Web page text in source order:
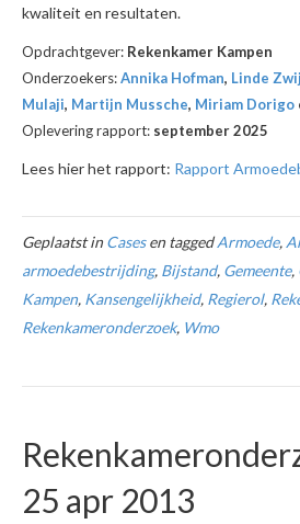
kwaliteit en resultaten.
Opdrachtgever: Rekenkamer Kampen
Onderzoekers:Annika Hofman, Linde
Mulaji, Martijn Mussche, Miriam Dorigo
Oplevering rapport: september 2025
Lees hier het rapport: Rapport
Geplaatst inCasesen taggedArmoede,
armoedebestrijding, Bijstand, Gemeente,
Kampen, Kansengelijkheid, Regierol,
Rekenkameronderzoek, Wmo
25 apr 2013